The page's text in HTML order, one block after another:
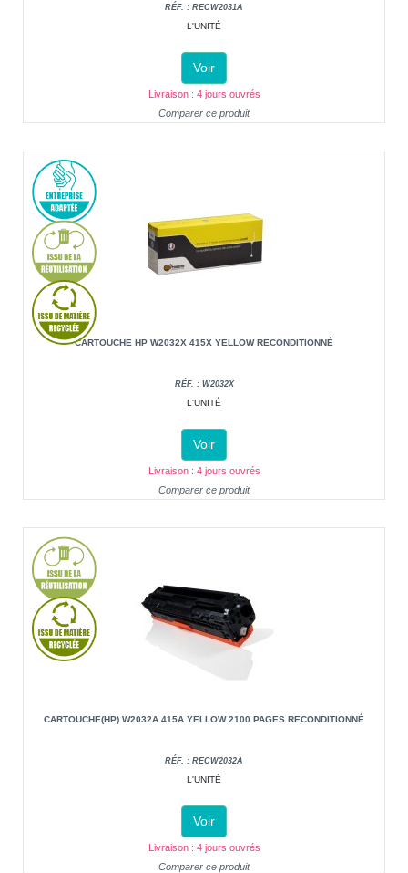
RÉF. : RECW2031A
L'UNITÉ
Voir
Livraison : 4 jours ouvrés
Comparer ce produit
CARTOUCHE HP W2032X 415X YELLOW RECONDITIONNÉ
RÉF. : W2032X
L'UNITÉ
Voir
Livraison : 4 jours ouvrés
Comparer ce produit
CARTOUCHE(HP) W2032A 415A YELLOW 2100 PAGES RECONDITIONNÉ
RÉF. : RECW2032A
L'UNITÉ
Voir
Livraison : 4 jours ouvrés
Comparer ce produit